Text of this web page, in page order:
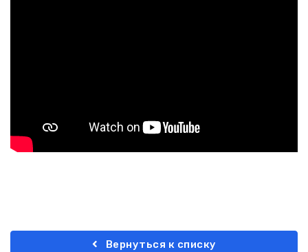
Вернуться к списку